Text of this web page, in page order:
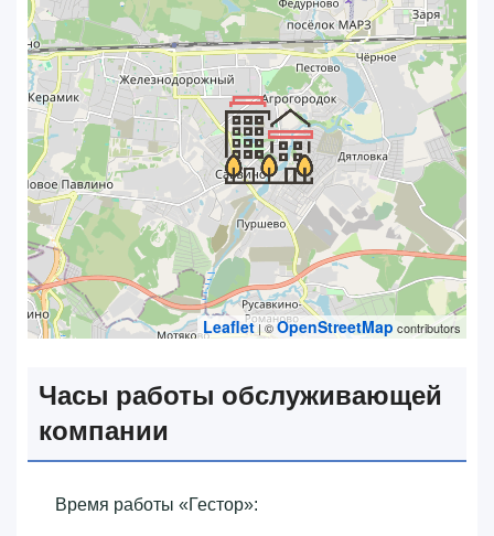
Leaflet| ©OpenStreetMap contributors
Часы работы обслуживающей
компании
Время работы «‎Гестор»‎: